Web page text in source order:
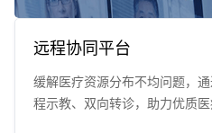
远程协同平台
缓解医疗资源分布不均问题，
程示教、双向转诊，助力优质医